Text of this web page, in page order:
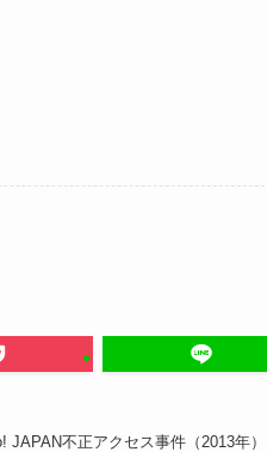
JAPAN不正アクセス事件（2013年）